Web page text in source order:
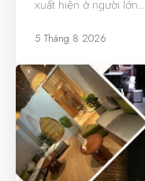
xuất hiện ở người lớn…
5 Tháng 8 2026